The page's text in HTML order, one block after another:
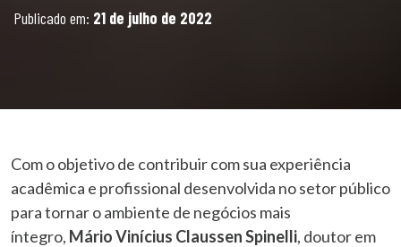
Publicado em: 21 de julho de 2022
Com o objetivo de contribuir com sua experiência
acadêmica e profissional desenvolvida no setor público
para tornar o ambiente de negócios mais
íntegro, Mário Vinícius Claussen Spinelli, doutor em